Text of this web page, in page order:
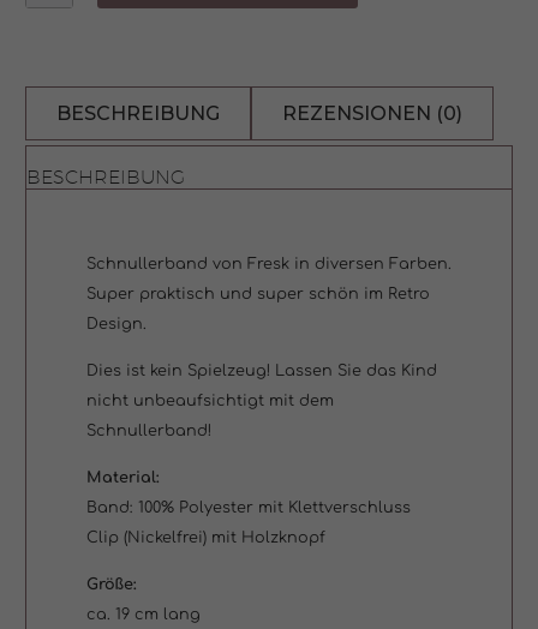
ROSÉ
Menge
BESCHREIBUNG REZENSIONEN (0)
BESCHREIBUNG
Schnullerband von Fresk in diversen Farben.
Super praktisch und super schön im Retro
Design.
Dies ist kein Spielzeug! Lassen Sie das Kind
nicht unbeaufsichtigt mit dem
Schnullerband!
Material:
Band: 100% Polyester mit Klettverschluss
Clip (Nickelfrei) mit Holzknopf
Größe:
ca. 19 cm lang